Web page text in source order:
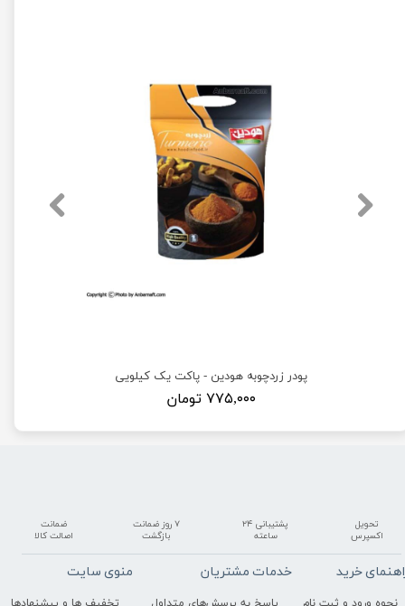
پودر زردچوبه هودین - پاکت یک کیلویی
۷۷۵,۰۰۰ تومان
تحویل
اکسپرس
پشتیبانی ۲۴
ساعته
۷ روز ضمانت
بازگشت
ضمانت
اصالت کالا
خرید
نحوه ورود و ثبت نام
خدمات مشتریان
پاسخ به پرسش‌های متداول
منوی سایت
تخفیف ها و پیشنهادها